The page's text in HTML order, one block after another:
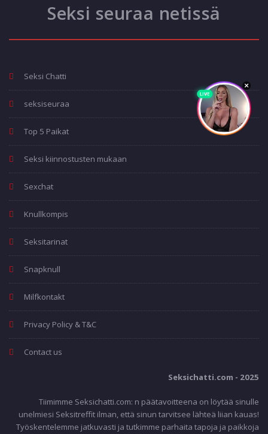
Seksi seuraa netissä
Seksi Chatti
seksiseuraa
Top 5 Paikat
Seksi kiinnostusten mukaan
Sexchat
Knullkompis
Seksitarinat
Snapknull
Milfkontakt
Privacy Policy & T&C
Contact us
Seksichatti.com - 2025
Tiimimme Seksichatti.com: n päätavoitteena on löytää sinulle
unelmiesi Seksitreffit ilman, että sinun tarvitsee lähteä liian kauas!
Työskentelemme jatkuvasti ja tutkimme parhaita tapoja ja paikkoja